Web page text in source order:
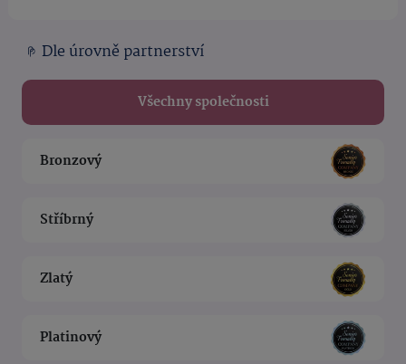
Dle úrovně partnerství
Všechny společnosti
Bronzový
Stříbrný
Zlatý
Platinový